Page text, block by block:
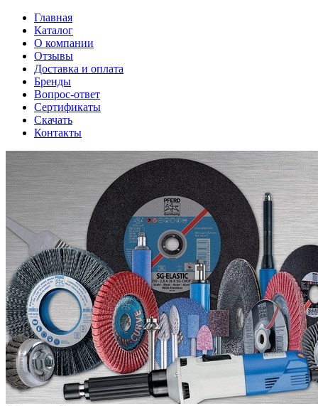
Главная
Каталог
О компании
Отзывы
Доставка и оплата
Бренды
Вопрос-ответ
Сертификаты
Скачать
Контакты